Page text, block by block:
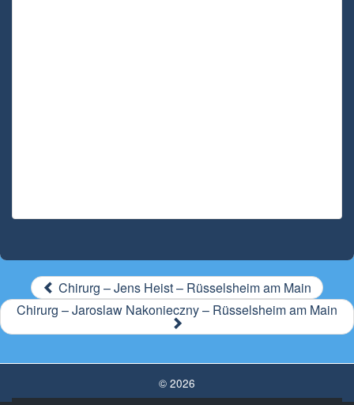
Chirurg – Jens Heist – Rüsselsheim am Main
Chirurg – Jaroslaw Nakonieczny – Rüsselsheim am Main
© 2026